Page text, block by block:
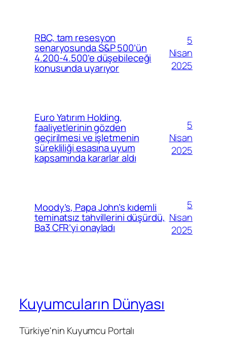
RBC, tam resesyon
senaryosunda S&P 500’ün
4.200-4.500’e düşebileceği
konusunda uyarıyor
5
Nisan
2025
Euro Yatırım Holding,
faaliyetlerinin gözden
geçirilmesi ve işletmenin
sürekliliği esasına uyum
kapsamında kararlar aldı
5
Nisan
2025
Moody’s, Papa John’s kıdemli
teminatsız tahvillerini düşürdü,
Ba3 CFR’yi onayladı
5
Nisan
2025
Kuyumcuların Dünyası
Türkiye'nin Kuyumcu Portalı